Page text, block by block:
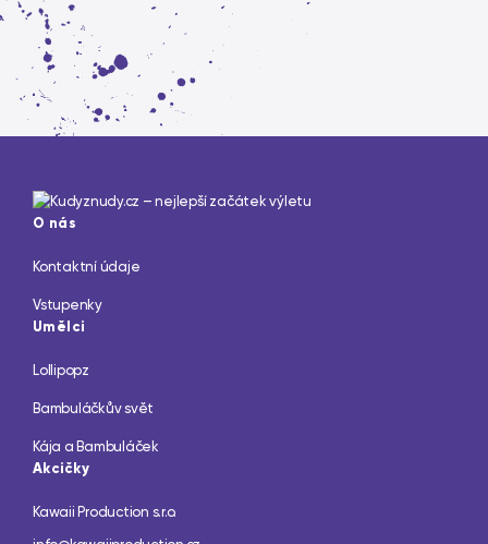
O nás
Kontaktní údaje
Vstupenky
Umělci
Lollipopz
Bambuláčkův svět
Kája a Bambuláček
Akcičky
Kawaii Production s.r.o.